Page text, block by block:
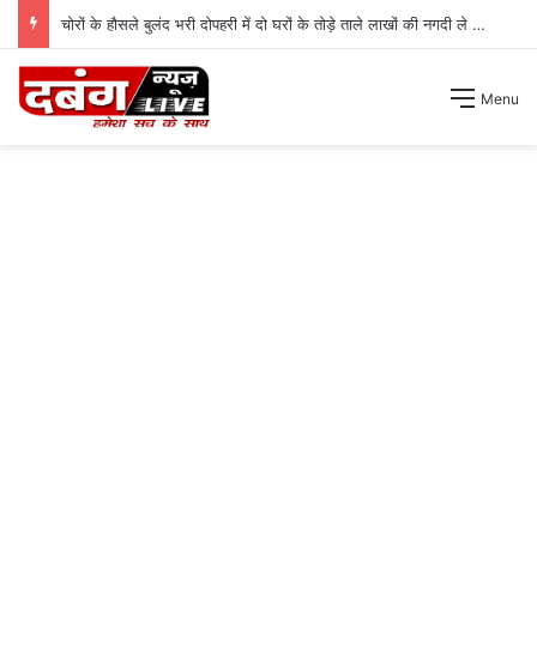
चोरों के हौसले बुलंद भरी दोपहरी में दो घरों के तोड़े ताले लाखों की नगदी ले भागे ।
Menu